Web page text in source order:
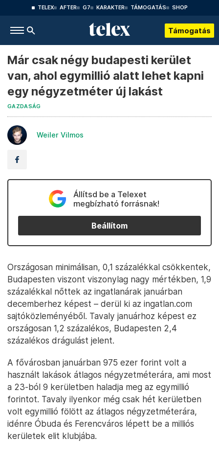
TELEX AFTER G7 KARAKTER TÁMOGATÁS SHOP
Támogatás
Már csak négy budapesti kerület
van, ahol egymillió alatt lehet kapni
egy négyzetméter új lakást
GAZDASÁG
Weiler Vilmos
Állítsd be a Telexet
megbízható forrásnak!
Beállítom
Országosan minimálisan, 0,1 százalékkal csökkentek,
Budapesten viszont viszonylag nagy mértékben, 1,9
százalékkal nőttek az ingatlanárak januárban
decemberhez képest – derül ki az ingatlan.com
sajtóközleményéből. Tavaly januárhoz képest ez
országosan 1,2 százalékos, Budapesten 2,4
százalékos drágulást jelent.
A fővárosban januárban 975 ezer forint volt a
használt lakások átlagos négyzetméterára, ami most
a 23-ból 9 kerületben haladja meg az egymillió
forintot. Tavaly ilyenkor még csak hét kerületben
volt egymillió fölött az átlagos négyzetméterára,
idénre Óbuda és Ferencváros lépett be a milliós
kerületek elit klubjába.